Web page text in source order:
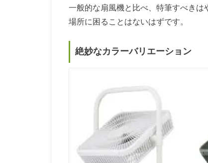
一般的な扇風機と比べ、特筆すべき
場所に困ることはないはずです。
絶妙なカラーバリエーション